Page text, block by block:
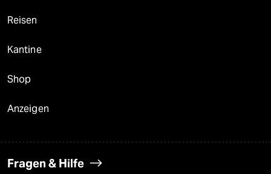
Reisen
Kantine
Shop
Anzeigen
Fragen & Hilfe